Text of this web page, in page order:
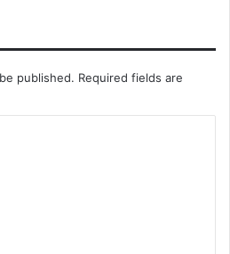
published. Required fields are